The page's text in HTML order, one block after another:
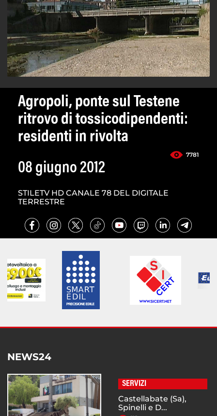
Agropoli, ponte sul Testene
ritrovo di tossicodipendenti:
residenti in rivolta
7781
08 giugno 2012
STILETV HD CANALE 78 DEL DIGITALE
TERRESTRE
NEWS24
SERVIZI
Castellabate (Sa),
Spinelli e D...